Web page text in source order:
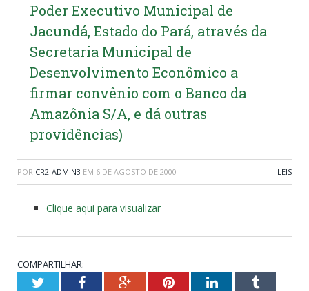
Poder Executivo Municipal de
Jacundá, Estado do Pará, através da
Secretaria Municipal de
Desenvolvimento Econômico a
firmar convênio com o Banco da
Amazônia S/A, e dá outras
providências)
POR CR2-ADMIN3 EM 6 DE AGOSTO DE 2000 LEIS
Clique aqui para visualizar
COMPARTILHAR:
TwitterFacebookGoogle+PinterestLinkedInTumblr